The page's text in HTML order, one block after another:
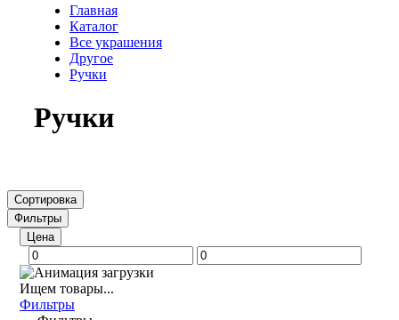
Главная
Каталог
Все украшения
Другое
Ручки
Ручки
Сортировка
Фильтры
Цена
Ищем товары...
Фильтры